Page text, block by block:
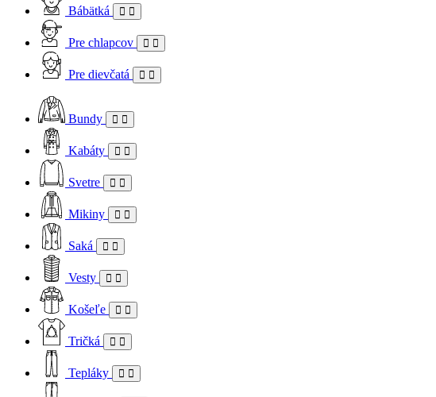
Bábätká
Pre chlapcov
Pre dievčatá
Bundy
Kabáty
Svetre
Mikiny
Saká
Vesty
Košeľe
Tričká
Tepláky